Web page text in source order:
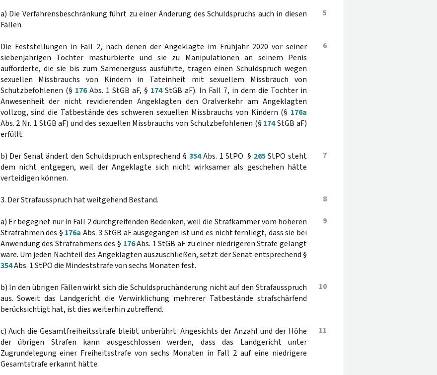
5
a) Die Verfahrensbeschränkung führt zu einer Änderung des Schuldspruchs auch in diesen
Fällen.
6
Die Feststellungen in Fall 2, nach denen der Angeklagte im Frühjahr 2020 vor seiner
siebenjährigen Tochter masturbierte und sie zu Manipulationen an seinem Penis
aufforderte, die sie bis zum Samenerguss ausführte, tragen einen Schuldspruch wegen
sexuellen Missbrauchs von Kindern in Tateinheit mit sexuellem Missbrauch von
Schutzbefohlenen (§ 176Abs. 1 StGB aF, § 174StGB aF). In Fall 7, in dem die Tochter in
Anwesenheit der nicht revidierenden Angeklagten den Oralverkehr am Angeklagten
vollzog, sind die Tatbestände des schweren sexuellen Missbrauchs von Kindern (§ 176a
Abs. 2 Nr. 1 StGB aF) und des sexuellen Missbrauchs von Schutzbefohlenen (§ 174StGB aF)
erfüllt.
7
b) Der Senat ändert den Schuldspruch entsprechend § 354Abs. 1 StPO. § 265StPO steht
dem nicht entgegen, weil der Angeklagte sich nicht wirksamer als geschehen hätte
verteidigen können.
8
3. Der Strafausspruch hat weitgehend Bestand.
9
a) Er begegnet nur in Fall 2 durchgreifenden Bedenken, weil die Strafkammer vom höheren
Strafrahmen des § 176a Abs. 3 StGB aF ausgegangen ist und es nicht fernliegt, dass sie bei
Anwendung des Strafrahmens des § 176Abs. 1 StGB aF zu einer niedrigeren Strafe gelangt
wäre. Um jeden Nachteil des Angeklagten auszuschließen, setzt der Senat entsprechend §
354Abs. 1 StPO die Mindeststrafe von sechs Monaten fest.
10
b) In den übrigen Fällen wirkt sich die Schuldspruchänderung nicht auf den Strafausspruch
aus. Soweit das Landgericht die Verwirklichung mehrerer Tatbestände strafschärfend
berücksichtigt hat, ist dies weiterhin zutreffend.
11
c) Auch die Gesamtfreiheitsstrafe bleibt unberührt. Angesichts der Anzahl und der Höhe
der übrigen Strafen kann ausgeschlossen werden, dass das Landgericht unter
Zugrundelegung einer Freiheitsstrafe von sechs Monaten in Fall 2 auf eine niedrigere
Gesamtstrafe erkannt hätte.